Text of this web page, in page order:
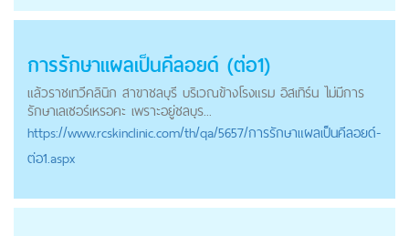
การรักษาแผลเป็นคีลอยด์ (ต่อ1)
แล้วราชเทวีคลินิก สาขาชลบุรี บริเวณข้างโรงแรม อิสเทิร์น ไม่มีการ
รักษาเลเซอร์เหรอคะ เพราะอยู่ชลบุร...
https://www.rcskinclinic.com/th/qa/5657/การรักษาแผลเป็นคีลอยด์-
ต่อ1.aspx